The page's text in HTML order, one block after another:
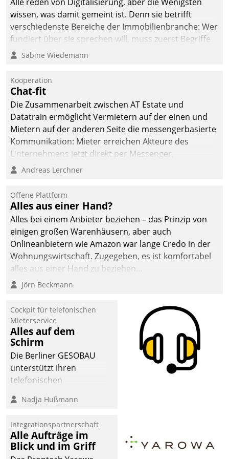
wissen, was damit gemeint ist. Denn sie betrifft
verschiedenste Bereiche der Immobilienbranche: Wer
fundiert über sie sprechen will, muss zuerst Begriffe
klären. Ein Aspekt ist die betriebliche Optimierung:
Einsparungen durch optimierte und automatisierte
Prozesse. Doch man darf nicht zu viel erwarten: Allein
mit der Einführung einer neuen Software ist es nicht
getan. Die Digitalisierung erfordert von Unternehmen
die Bereitschaft, sich zu überprüfen, zu hinterfragen
und zu verändern.
Sabine Wiedemann
Kooperation
Chat-fit
Die Zusammenarbeit zwischen AT Estate und
Datatrain ermöglicht Vermietern auf der einen und
Mietern auf der anderen Seite die messengerbasierte
Kommunikation: Mieter erreichen Akteure des
Unternehmens jetzt direkt per Messenger,
Mitarbeiter oder Dienstleister empfangen oder
Andreas Lerchner
Offene Plattform
Alles aus einer Hand?
Alles bei einem Anbieter beziehen – das Prinzip von
einigen großen Warenhäusern, aber auch
Onlineanbietern wie Amazon war lange Credo in der
Wohnungswirtschaft. Zugegeben, es ist komfortabel
alles aus einer Hand zu beziehen...
Jörn Beckmann
Cockpit für telefonischen
Mieterservice
Alles auf dem
Schirm
Die Berliner GESOBAU
unterstützt ihren
telefonischen
digitalen Cockpit, das
passende Fragen und
Schlagworte auswirft.
Eine intuitive
Nadja Hußmann
Integrationspartnerschaft
Alle Aufträge im
Blick und im Griff